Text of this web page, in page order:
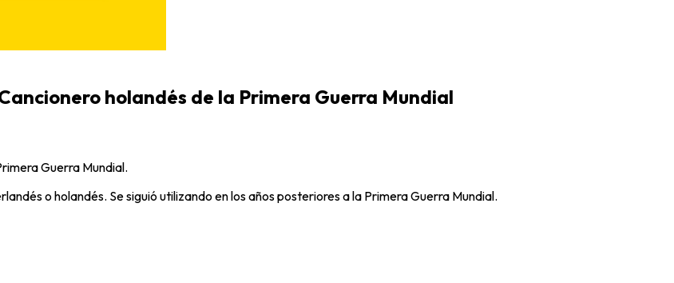
holandés de la Primera Guerra Mundial
Guerra Mundial.
o holandés. Se siguió utilizando en los años posteriores a la Primera Guerra Mundial.